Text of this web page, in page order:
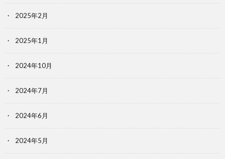
2025年2月
2025年1月
2024年10月
2024年7月
2024年6月
2024年5月